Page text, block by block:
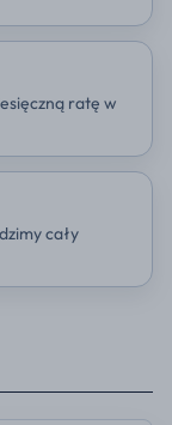
ratę w
cały